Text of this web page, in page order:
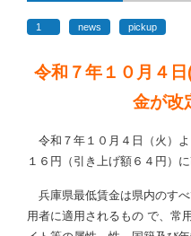
1 news pickup
令和７年１０月４
金が改
令和７年１０月４日（火）よ
１６円（引き上げ額６４円）に
兵庫県最低賃金は県内のす
用者に適用されるもの で、常